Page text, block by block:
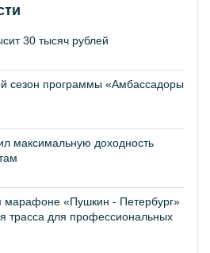
30 тысяч рублей
сезон программы «Амбассадоры
максимальную доходность
марафоне «Пушкин - Петербург»
трасса для профессиональных